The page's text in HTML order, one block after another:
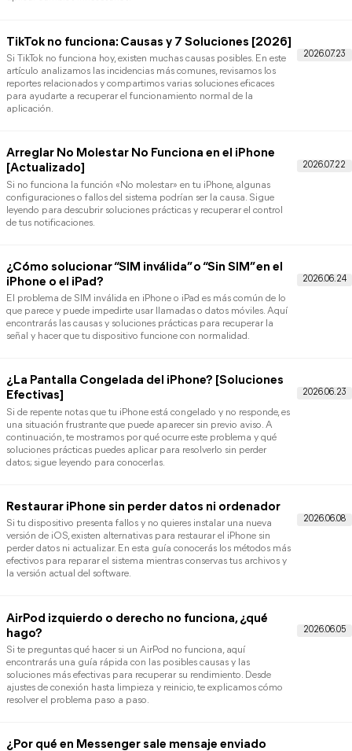
Todas las soluciones
errores de iOS/
X (Twitter) no funciona: Causas y Soluciones
2026
Si X no funciona hoy, primero distingue una caída general de un
problema de red, de la app o de iOS. Esta guía reúne
TikTok no funciona: Causas y 7 Soluciones
Si TikTok no funciona hoy, existen muchas causas posibles. En
artículo analizamos las incidencias más comunes, revisamos los
para ayudarte a recuperar el funcionamiento normal de la
aplicación.
Arreglar No Molestar No Funciona en el iPhone
[Actualizado]
configuraciones o fallos del sistema podrían ser la causa. Sigue
leyendo para descubrir soluciones prácticas y recuperar el
de tus notificaciones.
El problema de SIM inválida en iPhone o iPad es más común de
que parece y puede impedirte usar llamadas o datos móviles.
encontrarás las causas y soluciones prácticas para recuperar la
señal y hacer que tu dispositivo funcione con normalidad.
Efectivas]